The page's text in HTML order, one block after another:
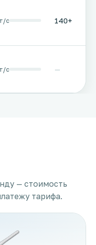
с 140+
с —
— стоимость
тарифа.